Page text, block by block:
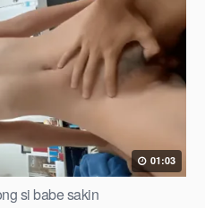
01:03
si babe sakin